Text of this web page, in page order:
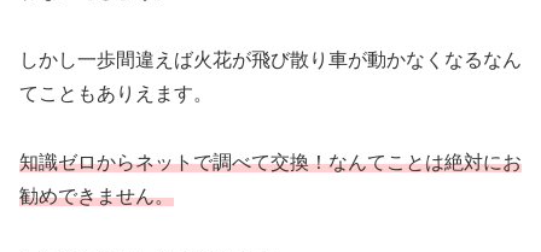
しかし一歩間違えば火花が飛び散り車が動かなくなるなん
てこともありえます。
知識ゼロからネットで調べて交換！なんてことは絶対にお
勧めできません。